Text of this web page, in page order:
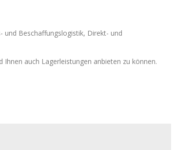
und Beschaffungslogistik, Direkt- und
auch Lagerleistungen anbieten zu können.